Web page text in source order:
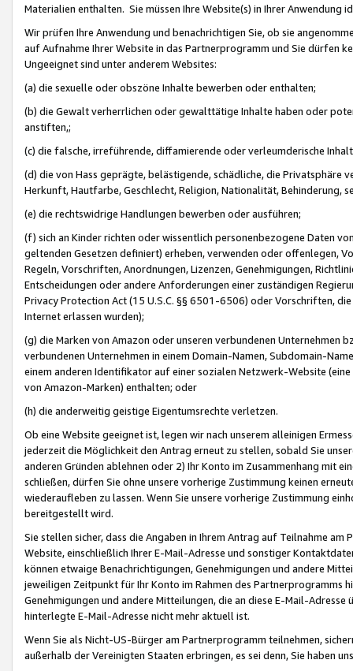
Materialien enthalten. Sie müssen Ihre Website(s) in Ihrer Anwendung
Wir prüfen Ihre Anwendung und benachrichtigen Sie, ob sie
auf Aufnahme Ihrer Website in das Partnerprogramm und Sie dürfen
Ungeeignet sind unter anderem Websites:
(a) die sexuelle oder obszöne Inhalte bewerben oder enthalten;
(b) die Gewalt verherrlichen oder gewalttätige Inhalte haben oder
anstiften,;
(c) die falsche, irreführende, diffamierende oder verleumderische
(d) die von Hass geprägte, belästigende, schädliche, die Privatsphäre
Herkunft, Hautfarbe, Geschlecht, Religion, Nationalität, Behinderung,
(e) die rechtswidrige Handlungen bewerben oder ausführen;
(f) sich an Kinder richten oder wissentlich personenbezogene Daten
geltenden Gesetzen definiert) erheben, verwenden oder offenlegen,
Regeln, Vorschriften, Anordnungen, Lizenzen, Genehmigungen,
Entscheidungen oder andere Anforderungen einer zuständigen
Privacy Protection Act (15 U.S.C. §§ 6501-6506) oder Vorschriften,
Internet erlassen wurden);
(g) die Marken von Amazon oder unseren verbundenen Unternehmen
verbundenen Unternehmen in einem Domain-Namen, Subdomain-
einem anderen Identifikator auf einer sozialen Netzwerk-Website
von Amazon-Marken) enthalten; oder
(h) die anderweitig geistige Eigentumsrechte verletzen.
Ob eine Website geeignet ist, legen wir nach unserem alleinigen
jederzeit die Möglichkeit den Antrag erneut zu stellen, sobald Sie
anderen Gründen ablehnen oder 2) Ihr Konto im Zusammenhang mit
schließen, dürfen Sie ohne unsere vorherige Zustimmung keinen
wiederaufleben zu lassen. Wenn Sie unsere vorherige Zustimmung
bereitgestellt wird.
Sie stellen sicher, dass die Angaben in Ihrem Antrag auf Teilnahme
Website, einschließlich Ihrer E-Mail-Adresse und sonstiger
können etwaige Benachrichtigungen, Genehmigungen und andere
jeweiligen Zeitpunkt für Ihr Konto im Rahmen des Partnerprogramms
Genehmigungen und andere Mitteilungen, die an diese E-Mail-
hinterlegte E-Mail-Adresse nicht mehr aktuell ist.
Wenn Sie als Nicht-US-Bürger am Partnerprogramm teilnehmen,
außerhalb der Vereinigten Staaten erbringen, es sei denn, Sie haben